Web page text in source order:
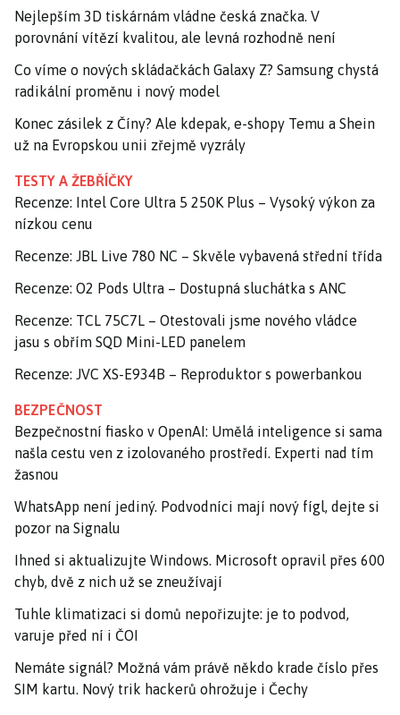
Nejlepším 3D tiskárnám vládne česká značka. V
porovnání vítězí kvalitou, ale levná rozhodně není
Co víme o nových skládačkách Galaxy Z? Samsung chystá
radikální proměnu i nový model
Konec zásilek z Číny? Ale kdepak, e-shopy Temu a Shein
už na Evropskou unii zřejmě vyzrály
TESTY A ŽEBŘÍČKY
Recenze: Intel Core Ultra 5 250K Plus – Vysoký výkon za
nízkou cenu
Recenze: JBL Live 780 NC – Skvěle vybavená střední třída
Recenze: O2 Pods Ultra – Dostupná sluchátka s ANC
Recenze: TCL 75C7L – Otestovali jsme nového vládce
jasu s obřím SQD Mini-LED panelem
Recenze: JVC XS-E934B – Reproduktor s powerbankou
BEZPEČNOST
Bezpečnostní fiasko v OpenAI: Umělá inteligence si sama
našla cestu ven z izolovaného prostředí. Experti nad tím
žasnou
WhatsApp není jediný. Podvodníci mají nový fígl, dejte si
pozor na Signalu
Ihned si aktualizujte Windows. Microsoft opravil přes 600
chyb, dvě z nich už se zneužívají
Tuhle klimatizaci si domů nepořizujte: je to podvod,
varuje před ní i ČOI
Nemáte signál? Možná vám právě někdo krade číslo přes
SIM kartu. Nový trik hackerů ohrožuje i Čechy